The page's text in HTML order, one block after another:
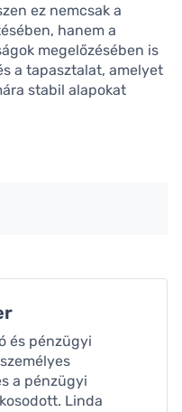
ez nemcsak a
hanem a
megelőzésében is
a tapasztalat, amelyet
stabil alapokat
és pénzügyi
a pénzügyi
Linda